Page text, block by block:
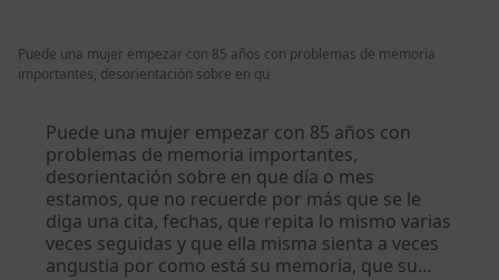
Puede una mujer empezar con 85 años con problemas de memoria
importantes, desorientación sobre en qu
Puede una mujer empezar con 85 años con
problemas de memoria importantes,
desorientación sobre en que día o mes
estamos, que no recuerde por más que se le
diga una cita, fechas, que repita lo mismo varias
veces seguidas y que ella misma sienta a veces
angustia por como está su memoria, que su…